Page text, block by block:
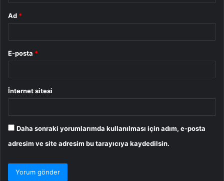
Ad *
E-posta *
İnternet sitesi
Daha sonraki yorumlarımda kullanılması için adım, e-posta
adresim ve site adresim bu tarayıcıya kaydedilsin.